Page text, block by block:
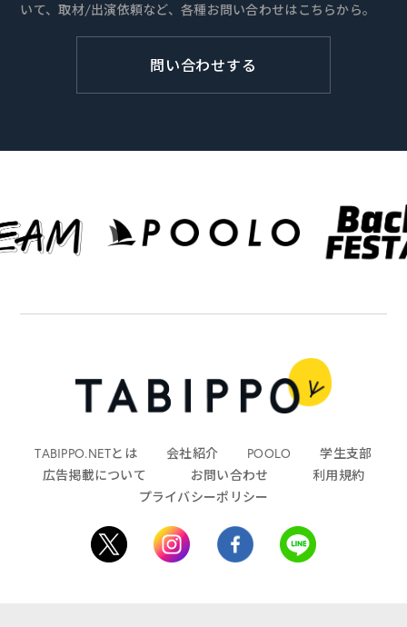
いて、取材/出演依頼など、各種お問い合わせはこちらから。
問い合わせする
TABIPPO.NETとは 会社紹介 POOLO
学生支部
広告掲載について
お問い合わせ
利用規約
プライバシーポリシー